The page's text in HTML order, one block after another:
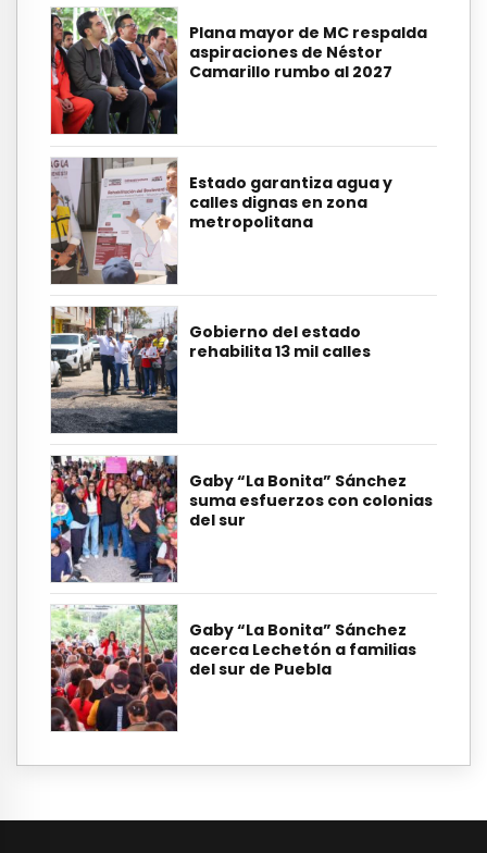
Plana mayor de MC respalda
aspiraciones de Néstor
Camarillo rumbo al 2027
Estado garantiza agua y
calles dignas en zona
metropolitana
Gobierno del estado
rehabilita 13 mil calles
Gaby “La Bonita” Sánchez
suma esfuerzos con colonias
del sur
Gaby “La Bonita” Sánchez
acerca Lechetón a familias
del sur de Puebla